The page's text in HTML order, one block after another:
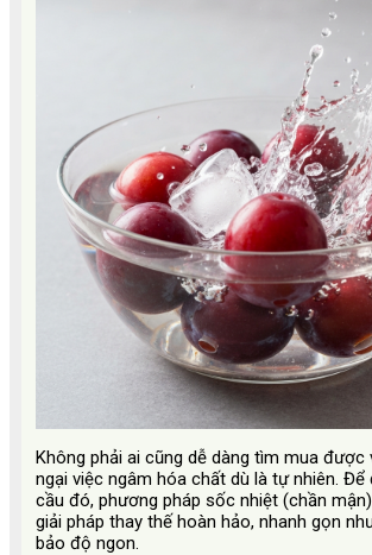
Không phải ai cũng dễ dàng tìm mua được
ngại việc ngâm hóa chất dù là tự nhiên. Để
cầu đó, phương pháp sốc nhiệt (chần
giải pháp thay thế hoàn hảo, nhanh gọn
bảo độ ngon.